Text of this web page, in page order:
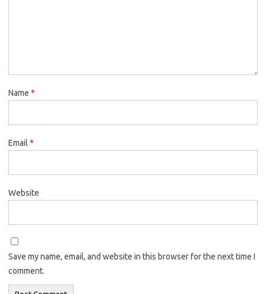
Name *
Email *
Website
Save my name, email, and website in this browser for the next time I
comment.